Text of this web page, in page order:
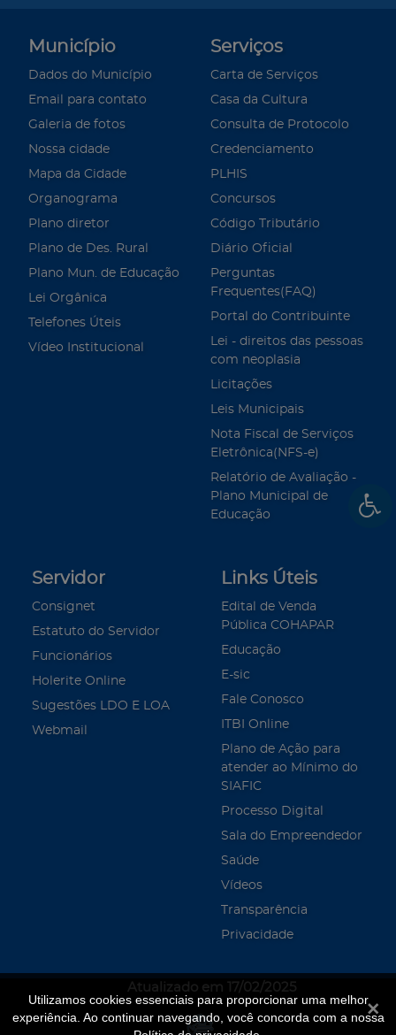
Utilizamos cookies essenciais para proporcionar uma melhor
experiência. Ao continuar navegando, você concorda com a nossa
Município
Dados do Município
Email para contato
Galeria de fotos
Nossa cidade
Mapa da Cidade
Organograma
Plano diretor
Plano de Des. Rural
Plano Mun. de Educação
Lei Orgânica
Telefones Úteis
Vídeo Institucional
Serviços
Carta de Serviços
Casa da Cultura
Consulta de Protocolo
Credenciamento
PLHIS
Concursos
Código Tributário
Diário Oficial
Perguntas
Frequentes(FAQ)
Portal do Contribuinte
Lei - direitos das pessoas
com neoplasia
Licitações
Leis Municipais
Nota Fiscal de Serviços
Eletrônica(NFS-e)
Relatório de Avaliação -
Plano Municipal de
Educação
Servidor
Consignet
Estatuto do Servidor
Funcionários
Holerite Online
Sugestões LDO E LOA
Webmail
Links Úteis
Edital de Venda
Pública COHAPAR
Educação
E-sic
Fale Conosco
ITBI Online
Plano de Ação para
atender ao Mínimo do
SIAFIC
Processo Digital
Sala do Empreendedor
Saúde
Vídeos
Transparência
Privacidade
Atualizado em 17/02/2025